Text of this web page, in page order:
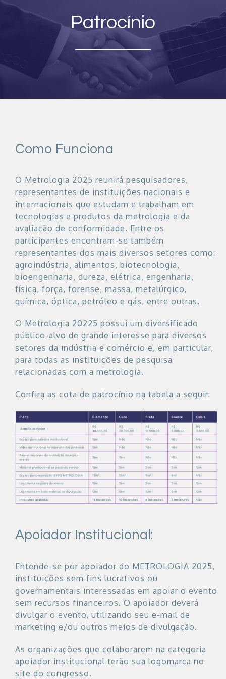
Patrocínio
Como Funciona
O Metrologia 2025 reunirá pesquisadores,
representantes de instituições nacionais e
internacionais que estudam e trabalham em
tecnologias e produtos da metrologia e da
avaliação de conformidade. Entre os
participantes encontram-se também
representantes dos mais diversos setores como:
agroindústria, alimentos, biotecnologia,
bioengenharia, dureza, elétrica, engenharia,
física, força, forense, massa, metalúrgico,
química, óptica, petróleo e gás, entre outras.
O Metrologia 20225 possui um diversificado
público-alvo de grande interesse para diversos
setores da indústria e comércio e, em particular,
para todas as instituições de pesquisa
relacionadas com a metrologia.
Confira as cota de patrocínio na tabela a seguir:
Apoiador Institucional:
Entende-se por apoiador do METROLOGIA 2025,
instituições sem fins lucrativos ou
governamentais interessadas em apoiar o evento
sem recursos financeiros. O apoiador deverá
divulgar o evento, utilizando seu e-mail de
marketing e/ou outros meios de divulgação.
As organizações que colaborarem na categoria
apoiador institucional terão sua logomarca no
site do congresso.